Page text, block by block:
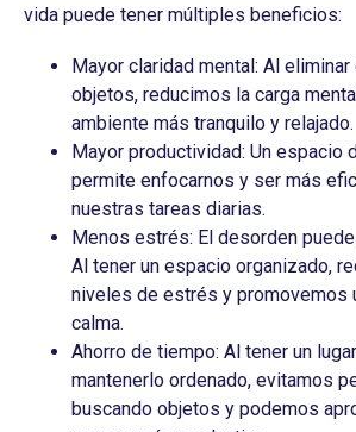
vida puede tener múltiples beneficios:
Mayor claridad mental: Al
objetos, reducimos la carga
ambiente más tranquilo y relajado.
Mayor productividad: Un espacio
permite enfocarnos y ser más
nuestras tareas diarias.
Menos estrés: El desorden
Al tener un espacio organizado,
niveles de estrés y promovemos
calma.
Ahorro de tiempo: Al tener un
mantenerlo ordenado, evitamos
buscando objetos y podemos